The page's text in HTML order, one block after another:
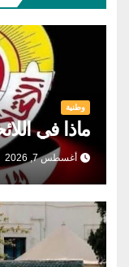
وطنية
ماذا في
أغسطس 7, 2026